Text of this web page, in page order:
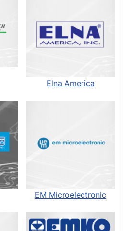
Elna America
EM Microelectronic